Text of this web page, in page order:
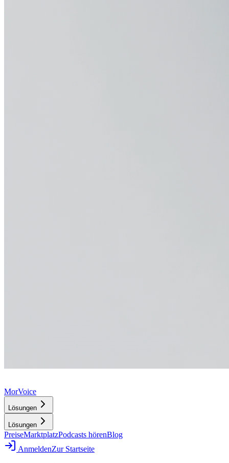
MorVoice
Lösungen
Lösungen
PreiseMarktplatzPodcasts hörenBlog
AnmeldenZur Startseite